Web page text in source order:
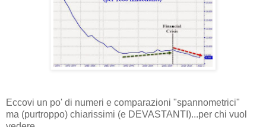
Eccovi un po' di numeri e comparazioni "spannometrici"
ma (purtroppo) chiarissimi (e DEVASTANTI)...per chi vuol